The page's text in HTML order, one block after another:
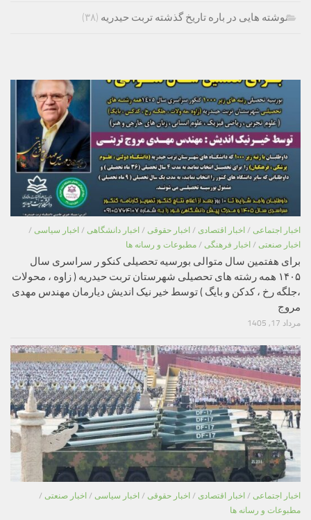
نوشته هایی در باره تاریخ گذشته تربت حیدریه (۳۸)
اخبار اجتماعی / اخبار اقتصادی / اخبار حقوقی / اخبار دانشگاهی / اخبار سیاسی /
اخبار صنعتی / اخبار فرهنگی / مطبوعات و رسانه ها
برای هفتمین سال متوالی بورسیه تحصیلی کنکو ر سراسری سال
۱۴۰۵ همه رشته های تحصیلی شهرستان تربت حیدریه ( زاوه ، محولات
،جلگه رخ ، کدکن و بایگ ) توسط خیر نیک اندیش دیارمان مهندس مهدی
مروج
مرداد 17, 1405
اخبار اجتماعی / اخبار اقتصادی / اخبار حقوقی / اخبار سیاسی / اخبار صنعتی /
مطبوعات و رسانه ها